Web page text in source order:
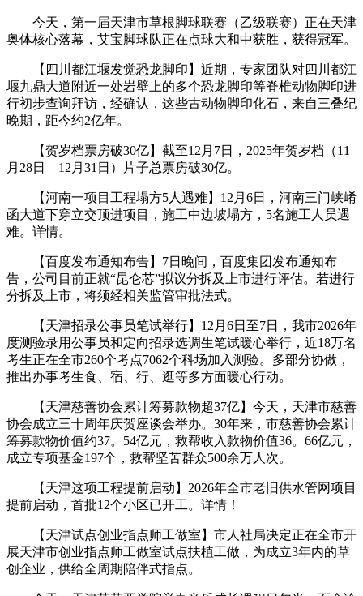
今天，第一届天津市草根脚球联赛（乙级联赛）正在天津
奥体核心落幕，艾宝脚球队正在点球大和中获胜，获得冠军。
【四川都江堰发觉恐龙脚印】近期，专家团队对四川都江
堰九鼎大道附近一处岩壁上的多个恐龙脚印等脊椎动物脚印进
行初步查询拜访，经确认，这些古动物脚印化石，来自三叠纪
晚期，距今约2亿年。
【贺岁档票房破30亿】截至12月7日，2025年贺岁档（11
月28日—12月31日）片子总票房破30亿。
【河南一项目工程塌方5人遇难】12月6日，河南三门峡崤
函大道下穿立交顶进项目，施工中边坡塌方，5名施工人员遇
难。详情。
【百度发布通知布告】7日晚间，百度集团发布通知布
告，公司目前正就“昆仑芯”拟议分拆及上市进行评估。若进行
分拆及上市，将须经相关监管审批法式。
【天津招录公事员笔试举行】12月6日至7日，我市2026年
度测验录用公事员和定向招录选调生笔试暖心举行，近18万名
考生正在全市260个考点7062个科场加入测验。多部分协做，
推出办事考生食、宿、行、逛等多方面暖心行动。
【天津慈善协会累计筹募款物超37亿】今天，天津市慈善
协会成立三十周年庆贺座谈会举办。30年来，市慈善协会累计
筹募款物价值约37。54亿元，救帮收入款物价值36。66亿元，
成立专项基金197个，救帮坚苦群众500余万人次。
【天津这项工程提前启动】2026年全市老旧供水管网项目
提前启动，首批12个小区已开工。详情！
【天津试点创业指点师工做室】市人社局决定正在全市开
展天津市创业指点师工做室试点扶植工做，为成立3年内的草
创企业，供给全周期陪伴式指点。